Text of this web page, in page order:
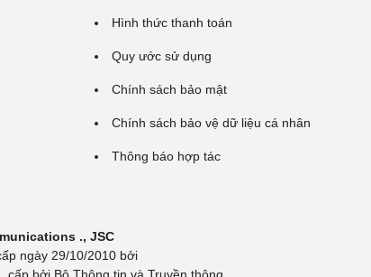
Hình thức thanh toán
Quy ước sử dụng
Chính sách bảo mật
Chính sách bảo vệ dữ liệu cá nhân
Thông báo hợp tác
., JSC
ngày 29/10/2010 bởi